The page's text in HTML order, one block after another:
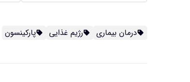
درمان بیماری رژیم غذایی پارکینسون